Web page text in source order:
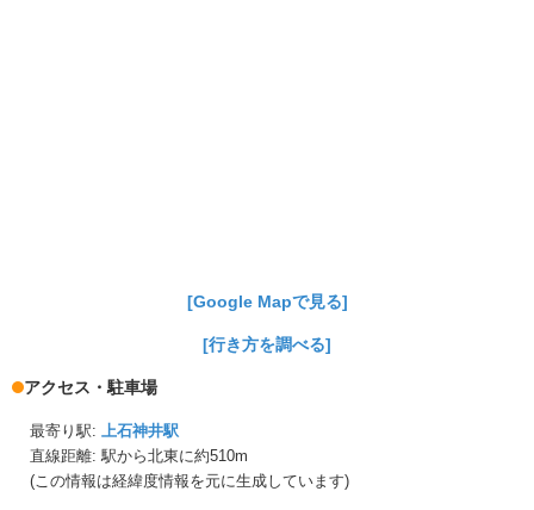
[Google Mapで見る]
[行き方を調べる]
アクセス・駐車場
最寄り駅: 上石神井駅
直線距離: 駅から北東に約510m
(この情報は経緯度情報を元に生成しています)